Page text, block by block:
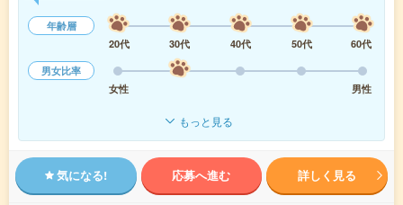
年齢層
20代
30代 40代 50代
60代
男女比率
女性
男性
もっと見る
気になる! 応募へ進む 詳しく見る